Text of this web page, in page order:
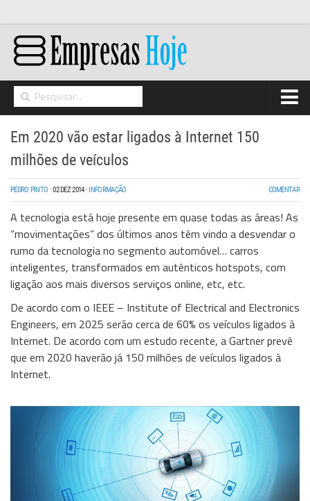
Home
Networking
Segurança
High Tech
Hosting/Cloud
I&D
Opinião
Storage
Wireless
Informação
Em 2020 vão estar ligados à Internet 150
milhões de veículos
PEDRO PINTO ·02 DEZ 2014· INFORMAÇÃO COMENTAR
A tecnologia está hoje presente em quase todas as áreas! As
“movimentações” dos últimos anos têm vindo a desvendar o
rumo da tecnologia no segmento automóvel… carros
inteligentes, transformados em autênticos hotspots, com
ligação aos mais diversos serviços online, etc, etc.
De acordo com o IEEE – Institute of Electrical and Electronics
Engineers, em 2025 serão cerca de 60% os veículos ligados à
Internet. De acordo com um estudo recente, a Gartner prevê
que em 2020 haverão já 150 milhões de veículos ligados à
Internet.